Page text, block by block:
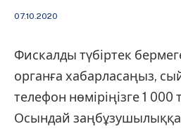
07.10.2020
Фискалды түбіртек
органға хабарласаңыз,
телефон нөміріңізге 1 000
Осындай